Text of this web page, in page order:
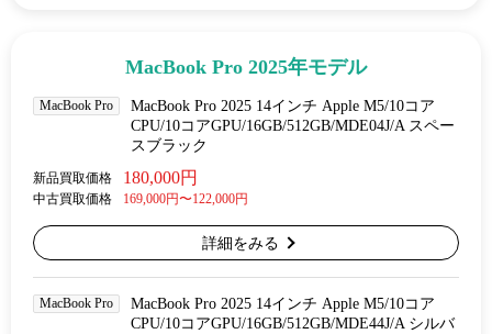
MacBook Pro 2025年モデル
MacBook Pro
MacBook Pro 2025 14インチ Apple M5/10コア
CPU/10コアGPU/16GB/512GB/MDE04J/A スペー
スブラック
新品買取価格 180,000円
中古買取価格 169,000円〜122,000円
詳細をみる
MacBook Pro
MacBook Pro 2025 14インチ Apple M5/10コア
CPU/10コアGPU/16GB/512GB/MDE44J/A シルバ